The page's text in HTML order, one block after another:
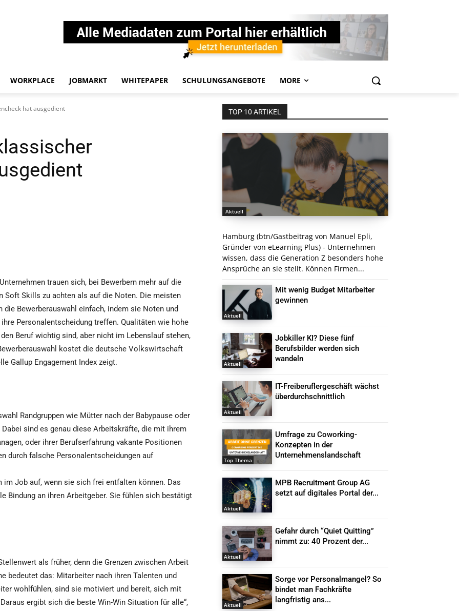
WORKPLACE JOBMARKT WHITEPAPER SCHULUNGSANGEBOTE MORE
hat ausgedient
trauen sich, bei Bewerbern mehr auf die
Soft Skills zu achten als auf die Noten. Die meisten
die Bewerberauswahl einfach, indem sie Noten und
Personalentscheidung treffen. Qualitäten wie hohe
Beruf wichtig sind, aber nicht im Lebenslauf stehen,
kostet die deutsche Volkswirtschaft
Gallup Engagement Index zeigt.
Randgruppen wie Mütter nach der Babypause oder
sind es genau diese Arbeitskräfte, die mit ihrem
oder ihrer Berufserfahrung vakante Positionen
durch falsche Personalentscheidungen auf
Job auf, wenn sie sich frei entfalten können. Das
Bindung an ihren Arbeitgeber. Sie fühlen sich bestätigt
als früher, denn die Grenzen zwischen Arbeit
bedeutet das: Mitarbeiter nach ihren Talenten und
wohlfühlen, sind sie motiviert und bereit, sich mit
ergibt sich die beste Win-Win Situation für alle“,
TOP 10 ARTIKEL
Aktuell
Hamburg (btn/Gastbeitrag von Manuel Epli,
Gründer von eLearning Plus) - Unternehmen
wissen, dass die Generation Z besonders hohe
Ansprüche an sie stellt. Können Firmen...
Aktuell
Mit wenig Budget Mitarbeiter
gewinnen
Aktuell
Jobkiller KI? Diese fünf
Berufsbilder werden sich
wandeln
Aktuell
IT-Freiberuflergeschäft wächst
überdurchschnittlich
Top Thema
Umfrage zu Coworking-
Konzepten in der
Unternehmenslandschaft
Aktuell
MPB Recruitment Group AG
setzt auf digitales Portal der...
Aktuell
Gefahr durch “Quiet Quitting”
nimmt zu: 40 Prozent der...
Aktuell
Sorge vor Personalmangel? So
bindet man Fachkräfte
langfristig ans...